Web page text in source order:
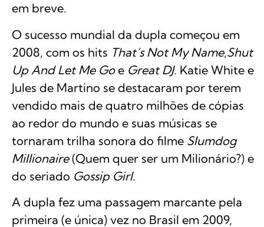
em breve.
O sucesso mundial da dupla começou em
2008, com os hits That’s Not My Name,Shut
Up And Let Me Goe Great DJ. Katie White e
Jules de Martino se destacaram por terem
vendido mais de quatro milhões de cópias
ao redor do mundo e suas músicas se
tornaram trilha sonora do filme Slumdog
Millionaire(Quem quer ser um Milionário?) e
do seriado Gossip Girl.
A dupla fez uma passagem marcante pela
primeira (e única) vez no Brasil em 2009,